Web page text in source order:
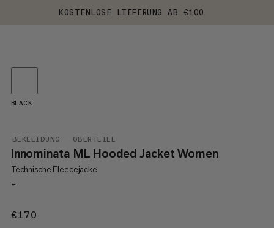
KOSTENLOSE LIEFERUNG AB €100
BEKLEIDUNG OBERTEILE
Innominata ML Hooded Jacket Women
Technische Fleecejacke
+
€170
BLACK